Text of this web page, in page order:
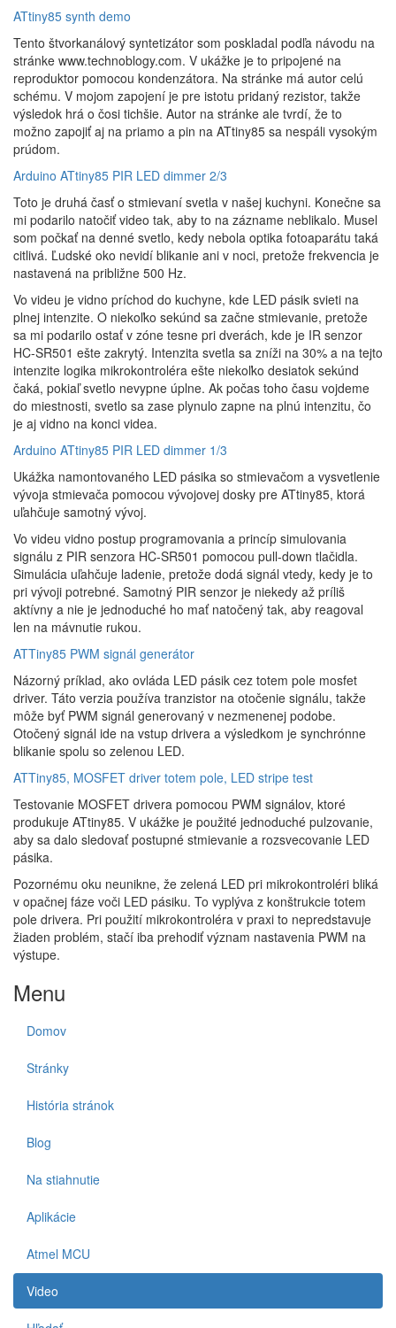
ATtiny85 synth demo
Tento štvorkanálový syntetizátor som poskladal podľa návodu na
stránke www.technoblogy.com. V ukážke je to pripojené na
reproduktor pomocou kondenzátora. Na stránke má autor celú
schému. V mojom zapojení je pre istotu pridaný rezistor, takže
výsledok hrá o čosi tichšie. Autor na stránke ale tvrdí, že to
možno zapojiť aj na priamo a pin na ATtiny85 sa nespáli vysokým
prúdom.
Arduino ATtiny85 PIR LED dimmer 2/3
Toto je druhá časť o stmievaní svetla v našej kuchyni. Konečne sa
mi podarilo natočiť video tak, aby to na zázname neblikalo. Musel
som počkať na denné svetlo, kedy nebola optika fotoaparátu taká
citlivá. Ľudské oko nevidí blikanie ani v noci, pretože frekvencia je
nastavená na približne 500 Hz.
Vo videu je vidno príchod do kuchyne, kde LED pásik svieti na
plnej intenzite. O niekoľko sekúnd sa začne stmievanie, pretože
sa mi podarilo ostať v zóne tesne pri dverách, kde je IR senzor
HC-SR501 ešte zakrytý. Intenzita svetla sa zníži na 30% a na tejto
intenzite logika mikrokontroléra ešte niekoľko desiatok sekúnd
čaká, pokiaľ svetlo nevypne úplne. Ak počas toho času vojdeme
do miestnosti, svetlo sa zase plynulo zapne na plnú intenzitu, čo
je aj vidno na konci videa.
Arduino ATtiny85 PIR LED dimmer 1/3
Ukážka namontovaného LED pásika so stmievačom a vysvetlenie
vývoja stmievača pomocou vývojovej dosky pre ATtiny85, ktorá
uľahčuje samotný vývoj.
Vo videu vidno postup programovania a princíp simulovania
signálu z PIR senzora HC-SR501 pomocou pull-down tlačidla.
Simulácia uľahčuje ladenie, pretože dodá signál vtedy, kedy je to
pri vývoji potrebné. Samotný PIR senzor je niekedy až príliš
aktívny a nie je jednoduché ho mať natočený tak, aby reagoval
len na mávnutie rukou.
ATTiny85 PWM signál generátor
Názorný príklad, ako ovláda LED pásik cez totem pole mosfet
driver. Táto verzia používa tranzistor na otočenie signálu, takže
môže byť PWM signál generovaný v nezmenenej podobe.
Otočený signál ide na vstup drivera a výsledkom je synchrónne
blikanie spolu so zelenou LED.
ATTiny85, MOSFET driver totem pole, LED stripe test
Testovanie MOSFET drivera pomocou PWM signálov, ktoré
produkuje ATtiny85. V ukážke je použité jednoduché pulzovanie,
aby sa dalo sledovať postupné stmievanie a rozsvecovanie LED
pásika.
Pozornému oku neunikne, že zelená LED pri mikrokontroléri bliká
v opačnej fáze voči LED pásiku. To vyplýva z konštrukcie totem
pole drivera. Pri použití mikrokontroléra v praxi to nepredstavuje
žiaden problém, stačí iba prehodiť význam nastavenia PWM na
výstupe.
Menu
Domov
Stránky
História stránok
Blog
Na stiahnutie
Aplikácie
Atmel MCU
Video